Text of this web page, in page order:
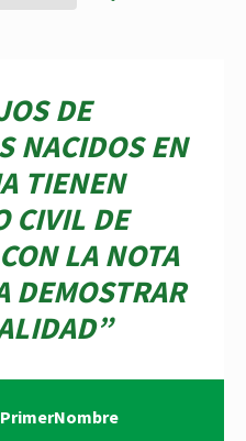
DE
NACIDOS EN
TIENEN
CIVIL DE
LA NOTA
DEMOSTRAR